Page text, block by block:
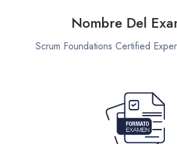
Nombre Del
Scrum Foundations Certified